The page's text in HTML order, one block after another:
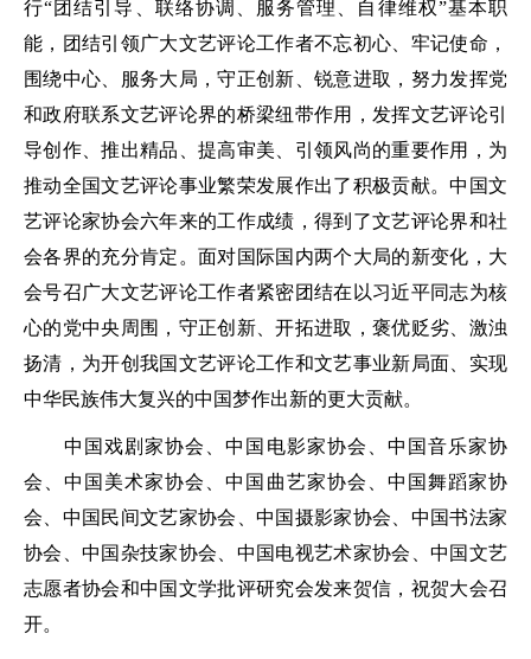
行“团结引导、联络协调、服务管理、自律维权”基本职
能，团结引领广大文艺评论工作者不忘初心、牢记使命，
围绕中心、服务大局，守正创新、锐意进取，努力发挥党
和政府联系文艺评论界的桥梁纽带作用，发挥文艺评论引
导创作、推出精品、提高审美、引领风尚的重要作用，为
推动全国文艺评论事业繁荣发展作出了积极贡献。中国文
艺评论家协会六年来的工作成绩，得到了文艺评论界和社
会各界的充分肯定。面对国际国内两个大局的新变化，大
会号召广大文艺评论工作者紧密团结在以习近平同志为核
心的党中央周围，守正创新、开拓进取，褒优贬劣、激浊
扬清，为开创我国文艺评论工作和文艺事业新局面、实现
中华民族伟大复兴的中国梦作出新的更大贡献。
中国戏剧家协会、中国电影家协会、中国音乐家协
会、中国美术家协会、中国曲艺家协会、中国舞蹈家协
会、中国民间文艺家协会、中国摄影家协会、中国书法家
协会、中国杂技家协会、中国电视艺术家协会、中国文艺
志愿者协会和中国文学批评研究会发来贺信，祝贺大会召
开。